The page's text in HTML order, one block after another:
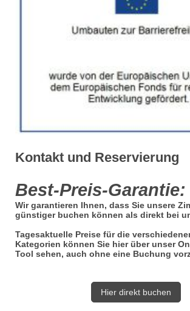
Kontakt und Reservierung
Best-Preis-Garantie:
Wir garantieren Ihnen, dass Sie unsere
günstiger buchen können als direkt bei
Tagesaktuelle Preise für die
Kategorien können Sie hier über unser
Tool sehen, auch ohne eine Buchung
Hier direkt buchen